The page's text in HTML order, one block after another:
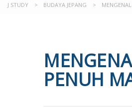
J STUDY > BUDAYA JEPANG >
PENUH